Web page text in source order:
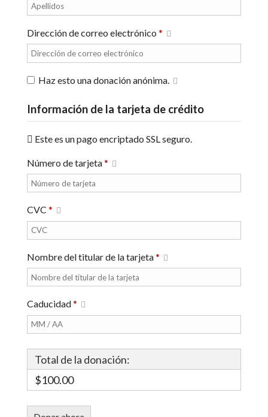
Dirección de correo electrónico *
Haz esto una donación anónima.
Información de la tarjeta de crédito
Este es un pago encriptado SSL seguro.
Número de tarjeta*
CVC *
Nombre del titular de la tarjeta*
Caducidad*
Total de la donación:
$100.00